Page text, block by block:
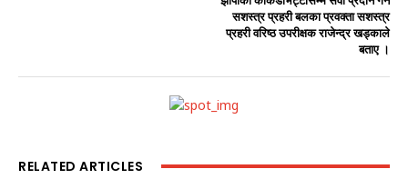
सशस्त्र प्रहरी बलका प्रवक्ता सशस्त्र
प्रहरी वरिष्ठ उपरीक्षक राजेन्द्र खड्काले
बताए ।
RELATED ARTICLES